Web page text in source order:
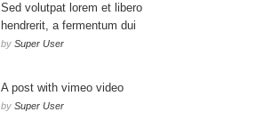
Sed volutpat lorem et libero
hendrerit, a fermentum dui
by Super User
A post with vimeo video
by Super User